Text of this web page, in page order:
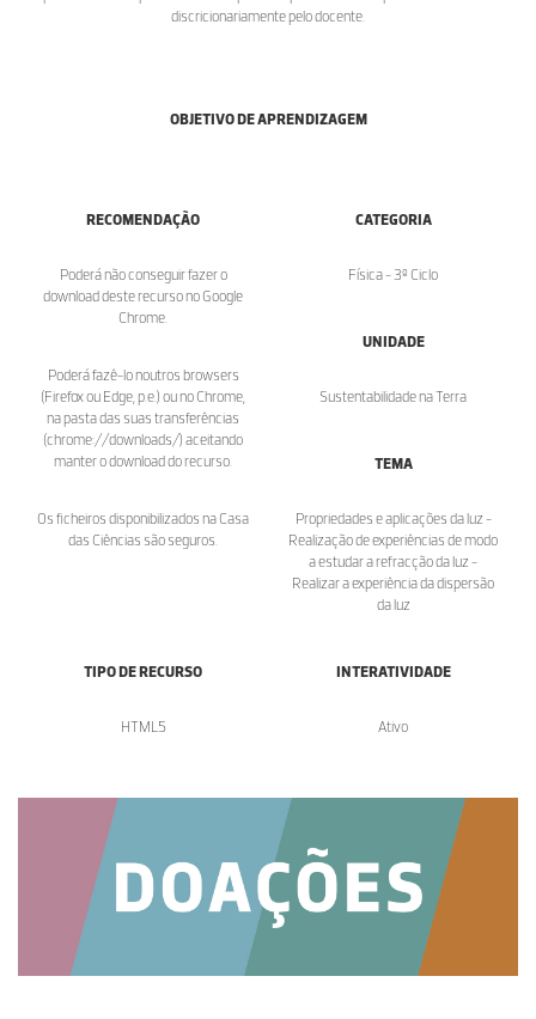
discricionariamente pelo docente.
OBJETIVO DE APRENDIZAGEM
RECOMENDAÇÃO
Poderá não conseguir fazer o
download deste recurso no Google
Chrome.
Poderá fazê-lo noutros browsers
(Firefox ou Edge, p.e.) ou no Chrome,
na pasta das suas transferências
(chrome://downloads/) aceitando
manter o download do recurso.
Os ficheiros disponibilizados na Casa
das Ciências são seguros.
CATEGORIA
Física - 3º Ciclo
UNIDADE
Sustentabilidade na Terra
TEMA
Propriedades e aplicações da luz -
Realização de experiências de modo
a estudar a refracção da luz -
Realizar a experiência da dispersão
da luz
TIPO DE RECURSO
HTML5
INTERATIVIDADE
Ativo